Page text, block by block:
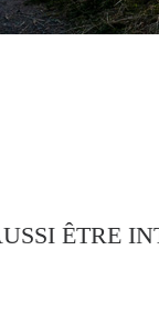
ÊTRE